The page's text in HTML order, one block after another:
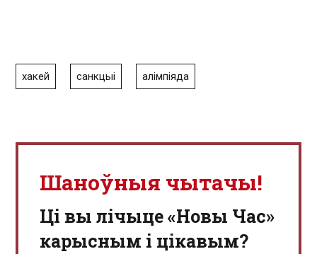
хакей санкцыі алімпіяда
Шаноўныя чытачы!
Ці вы лічыце «Новы Час»
карысным і цікавым?